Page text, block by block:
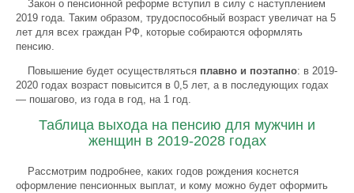
Закон о пенсионной реформе вступил в силу с наступлением
2019 года. Таким образом, трудоспособный возраст увеличат на 5
лет для всех граждан РФ, которые собираются оформлять
пенсию.
Повышение будет осуществляться плавно и поэтапно: в 2019-
2020 годах возраст повысится в 0,5 лет, а в последующих годах
— пошагово, из года в год, на 1 год.
Таблица выхода на пенсию для мужчин и
женщин в 2019-2028 годах
Рассмотрим подробнее, каких годов рождения коснется
оформление пенсионных выплат, и кому можно будет оформить